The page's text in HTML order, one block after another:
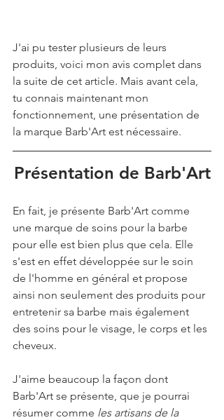
J'ai pu tester plusieurs de leurs
produits, voici mon avis complet dans
la suite de cet article. Mais avant cela,
tu connais maintenant mon
fonctionnement, une présentation de
la marque Barb'Art est nécessaire.
Présentation de Barb'Art
En fait, je présente Barb'Art comme
une marque de soins pour la barbe
pour elle est bien plus que cela. Elle
s'est en effet développée sur le soin
de l'homme en général et propose
ainsi non seulement des produits pour
entretenir sa barbe mais également
des soins pour le visage, le corps et les
cheveux.
J'aime beaucoup la façon dont
Barb'Art se présente, que je pourrai
résumer comme les artisans de la